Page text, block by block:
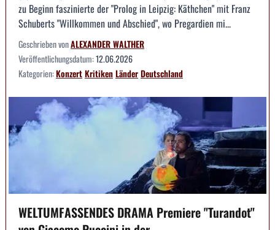
zu Beginn faszinierte der "Prolog in Leipzig: Käthchen" mit Franz
Schuberts "Willkommen und Abschied", wo Pregardien mi...
Geschrieben vonALEXANDER WALTHER
Veröffentlichungsdatum:12.06.2026
Kategorien:KonzertKritikenLänderDeutschland
WELTUMFASSENDES DRAMA Premiere "Turandot"